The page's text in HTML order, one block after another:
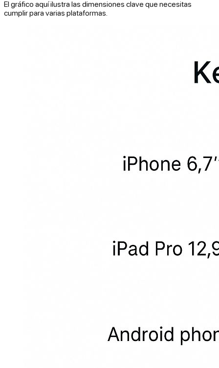
El gráfico aquí ilustra las dimensiones clave que necesitas
cumplir para varias plataformas.